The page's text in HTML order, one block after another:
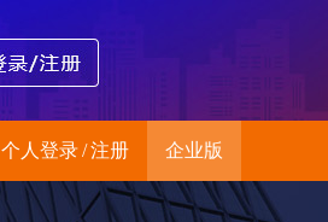
个人登录/注册 企业版